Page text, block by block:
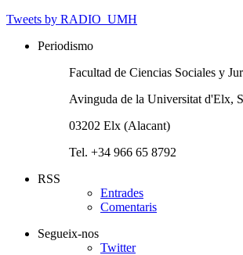
Tweets by RADIO_UMH
Periodismo
Facultad de Ciencias Sociales y
Avinguda de la Universitat d'Elx,
03202 Elx (Alacant)
Tel. +34 966 65 8792
RSS
Entrades
Comentaris
Segueix-nos
Twitter